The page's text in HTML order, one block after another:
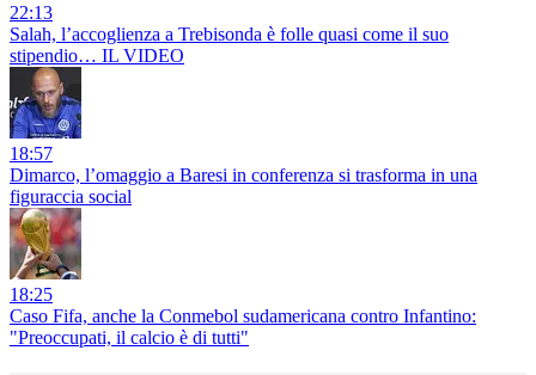
22:13
Salah, l’accoglienza a Trebisonda è folle quasi come il suo
stipendio… IL VIDEO
18:57
Dimarco, l’omaggio a Baresi in conferenza si trasforma in una
figuraccia social
18:25
Caso Fifa, anche la Conmebol sudamericana contro Infantino:
"Preoccupati, il calcio è di tutti"